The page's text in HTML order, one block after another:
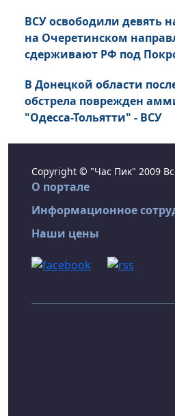
ВСУ освободили девять
на Очеретинском
сдерживают РФ под
В Донецкой области
обстрела поврежден
"Одесса-Тольятти" - ВСУ
Copyright © "Час Пик" 2009
О портале
Информационное
Наши цены